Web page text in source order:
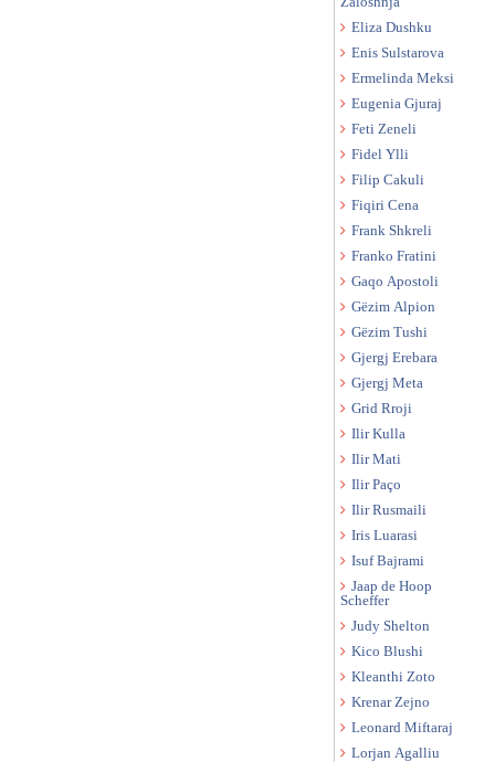
Eliza Dushku
Enis Sulstarova
Ermelinda Meksi
Eugenia Gjuraj
Feti Zeneli
Fidel Ylli
Filip Cakuli
Fiqiri Cena
Frank Shkreli
Franko Fratini
Gaqo Apostoli
Gëzim Alpion
Gëzim Tushi
Gjergj Erebara
Gjergj Meta
Grid Rroji
Ilir Kulla
Ilir Mati
Ilir Paço
Ilir Rusmaili
Iris Luarasi
Isuf Bajrami
Jaap de Hoop
Scheffer
Judy Shelton
Kico Blushi
Kleanthi Zoto
Krenar Zejno
Leonard Miftaraj
Lorjan Agalliu